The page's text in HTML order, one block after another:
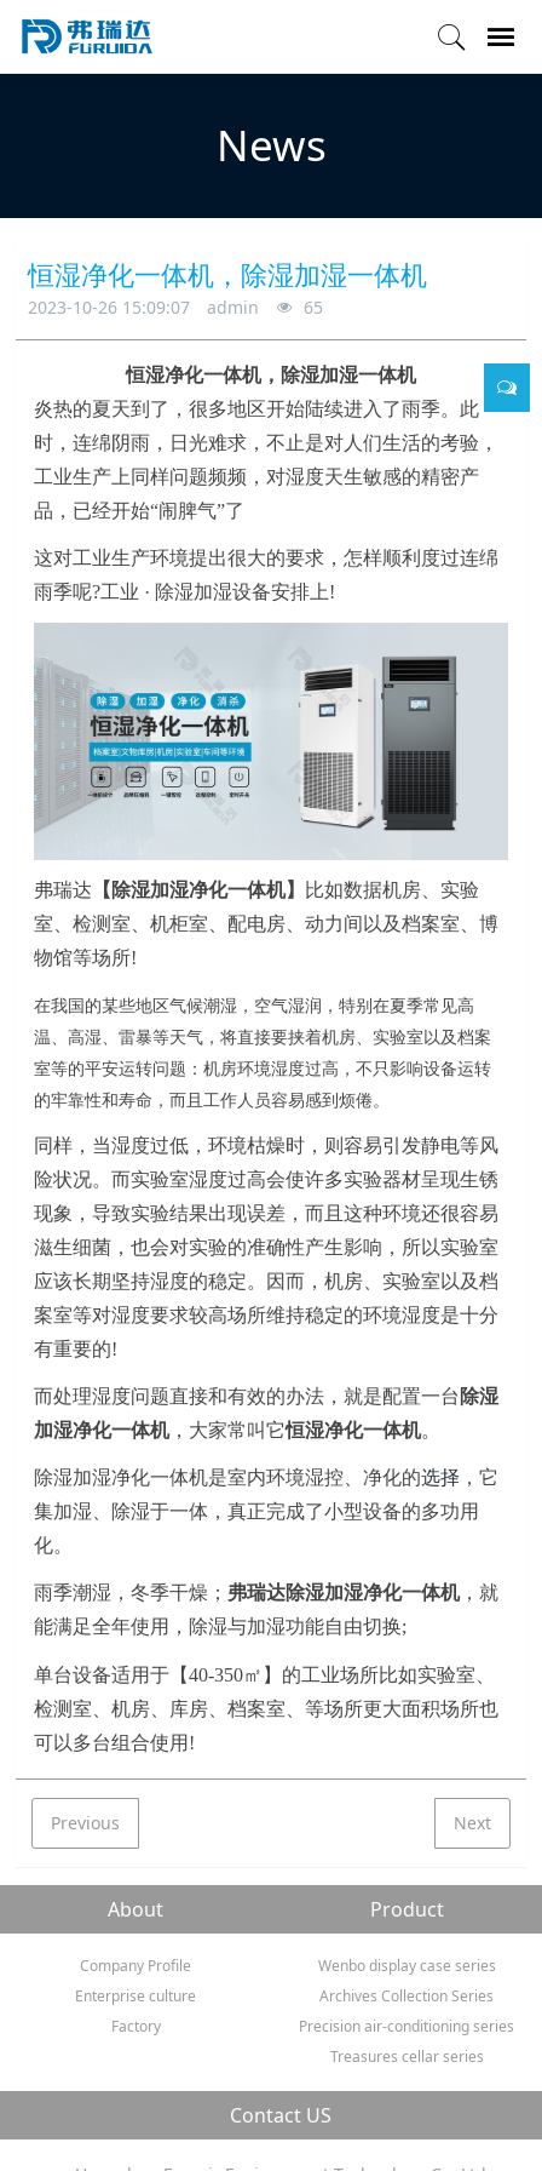
News
恒湿净化一体机，除湿加湿一体机
2023-10-26 15:09:07 admin 65
恒湿净化一体机，除湿加湿一体机
炎热的夏天到了 ，很多地区开始陆续进入了雨季。 此
时，连绵阴雨，日光难求 ，不止是对人们生活的考验 ，
工业生产上同样问题频频 ， 对湿度天生敏感的精密产
品 ， 已经开始“闹脾气”了
这对工业生产环境提出很大的要求 ，怎样顺利度过连绵
雨季呢?工业 · 除湿加湿设备安排上!
弗瑞达 【除湿加湿净化一体机】 比如数据机房、实验
室、检测室、机柜室、配电房、动力间 以及档案室、博
物馆等场所!
在我国的某些地区气候潮湿，空气湿润，特别在夏季常见高
温、高湿、雷暴等天气，将直接要挟着机房、实验室以及档案
室等的平安运转问题：机房环境湿度过高，不只影响设备运转
的牢靠性和寿命，而且工作人员容易感到烦倦。
同样，当湿度过低，环境枯燥时，则容易引发静电等风
险状况。而实验室湿度过高会使许多实验器材呈现生锈
现象， 导致实验结果出现误差，而且这种环境还很容易
滋生细菌，也会对实验的准确性产生影响，所以实验室
应该长期坚持湿度的稳定。因而，机房、实验室以及档
案室等对湿度要求较高场所维持稳定的环境湿度是十分
有重要的!
而处理湿度问题直接和有效的办法，就是配置一台 除湿
加湿净化一体机，大家常叫它恒湿净化一体机。
除湿加湿净化一体机是室内环境湿控、净化的选择 ，它
集加湿、除湿于一体，真正完成了小型设备的多功用
化。
雨季潮湿，冬季干燥； 弗瑞达除湿加湿净化一体机，就
能满足全年使用，除湿与加湿功能自由切换;
单台设备适用于【40-350㎡】的工业场所比如实验室、
检测室、机房、库房、档案室 、等场所更大面积场所也
可以多台组合使用 !
Previous Next
About
Company Profile
Enterprise culture
Factory
Product
Wenbo display case series
Archives Collection Series
Precision air-conditioning series
Treasures cellar series
Contact US